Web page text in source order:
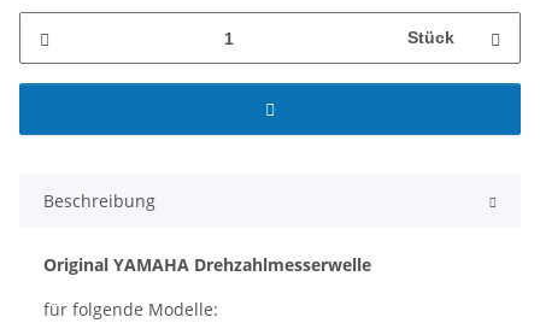
Stück
Beschreibung
Original YAMAHA Drehzahlmesserwelle
für folgende Modelle: